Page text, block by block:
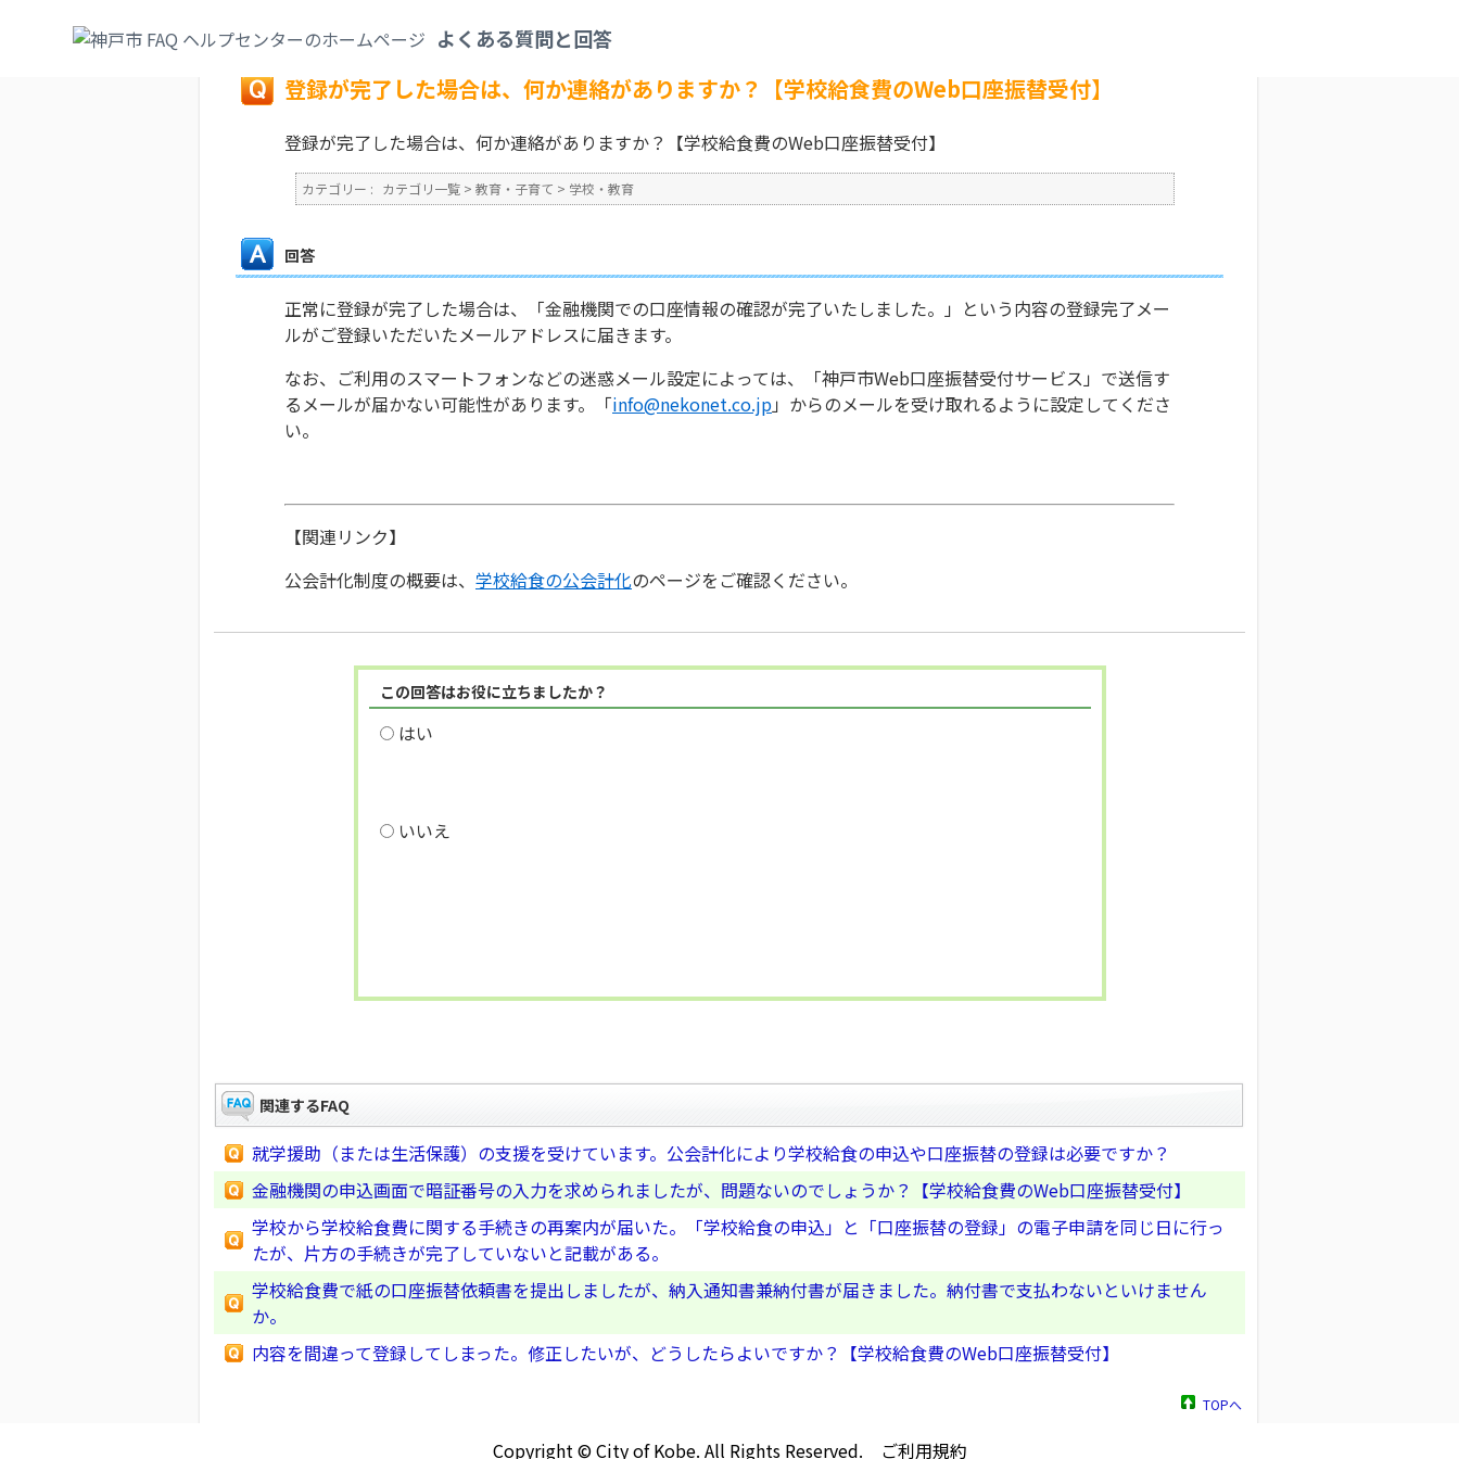
よくある質問と回答
戻る
登録が完了した場合は、何か連絡がありますか？【学校給食費のWeb口座振替受付】
登録が完了した場合は、何か連絡がありますか？【学校給食費のWeb口座振替受付】
カテゴリー : カテゴリ一覧 > 教育・子育て > 学校・教育
回答
正常に登録が完了した場合は、「金融機関での口座情報の確認が完了いたしました。」という内容の登録完了メー
ルがご登録いただいたメールアドレスに届きます。
なお、ご利用のスマートフォンなどの迷惑メール設定によっては、「神戸市Web口座振替受付サービス」で送信す
るメールが届かない可能性があります。「info@nekonet.co.jp」からのメールを受け取れるように設定してくださ
い。
【関連リンク】
公会計化制度の概要は、 学校給食の公会計化のページをご確認ください。
この回答はお役に立ちましたか？
はい
いいえ
関連するFAQ
就学援助（または生活保護）の支援を受けています。公会計化により学校給食の申込や口座振替の登録は必要ですか？
金融機関の申込画面で暗証番号の入力を求められましたが、問題ないのでしょうか？【学校給食費のWeb口座振替受付】
学校から学校給食費に関する手続きの再案内が届いた。「学校給食の申込」と「口座振替の登録」の電子申請を同じ日に行っ
たが、片方の手続きが完了していないと記載がある。
学校給食費で紙の口座振替依頼書を提出しましたが、納入通知書兼納付書が届きました。納付書で支払わないといけません
か。
内容を間違って登録してしまった。修正したいが、どうしたらよいですか？【学校給食費のWeb口座振替受付】
TOPへ
Copyright © City of Kobe. All Rights Reserved. ご利用規約